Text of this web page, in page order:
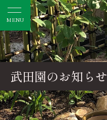
MENU
武田園のお知らせ